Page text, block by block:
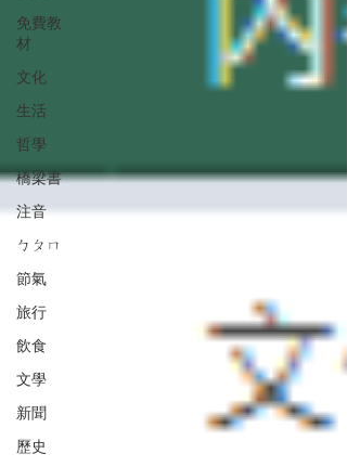
免費教
材
文化
生活
哲學
橋梁書
注音
ㄅㄆㄇ
節氣
旅行
飲食
文學
新聞
歷史